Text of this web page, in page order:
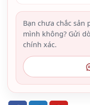
Bạn chưa chắc sản
mình không? Gửi
chính xác.